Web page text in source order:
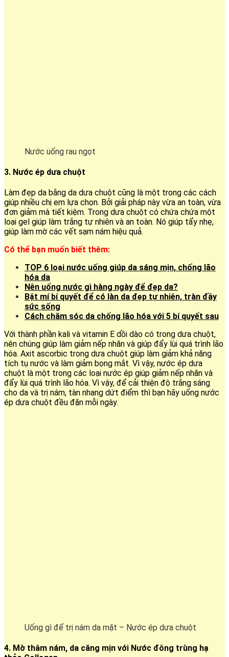
Nước uống rau ngọt
3. Nước ép dưa chuột
Làm đẹp da bằng da dưa chuột cũng là một trong các cách
giúp nhiều chị em lựa chọn. Bởi giải pháp này vừa an toàn, vừa
đơn giảm mà tiết kiệm. Trong dưa chuột có chứa chứa một
loại gel giúp làm trắng tự nhiên và an toàn. Nó giúp tẩy nhẹ,
giúp làm mờ các vết sạm nám hiệu quả.
Có thể bạn muốn biết thêm:
TOP 6 loại nước uống giúp da sáng mịn, chống lão
hóa da
Nên uống nước gì hàng ngày để đẹp da?
Bật mí bí quyết để có làn da đẹp tự nhiên, tràn đầy
sức sống
Cách chăm sóc da chống lão hóa với 5 bí quyết sau
Với thành phần kali và vitamin E dồi dào có trong dưa chuột,
nên chúng giúp làm giảm nếp nhăn và giúp đẩy lùi quá trình lão
hóa. Axit ascorbic trong dưa chuột giúp làm giảm khả năng
tích tụ nước và làm giảm bọng mắt. Vì vậy, nước ép dưa
chuột là một trong các loại nước ép giúp giảm nếp nhăn và
đẩy lùi quá trình lão hóa. Vì vậy, để cải thiện độ trắng sáng
cho da và trị nám, tàn nhang dứt điểm thì bạn hãy uống nước
ép dưa chuột đều đặn mỗi ngày.
Uống gì để trị nám da mặt – Nước ép dưa chuột
4. Mờ thâm nám, da căng mịn với Nước đông trùng hạ